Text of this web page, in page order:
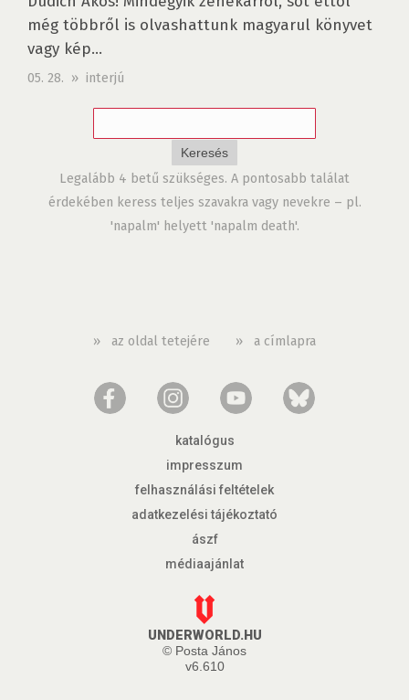
még többről is olvashattunk magyarul könyvet
vagy kép...
05. 28. » interjú
Legalább 4 betű szükséges. A pontosabb találat
érdekében keress teljes szavakra vagy nevekre – pl.
'napalm' helyett 'napalm death'.
» az oldal tetejére » a címlapra
katalógus
impresszum
felhasználási feltételek
adatkezelési tájékoztató
ászf
médiaajánlat
UNDERWORLD.HU
© Posta János
v6.610